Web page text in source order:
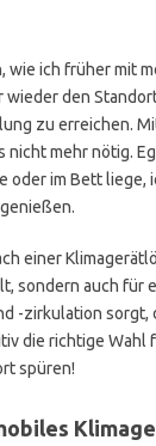
wie ich früher mit
wieder den
zu erreichen.
nicht mehr nötig.
oder im Bett liege,
einer
sondern auch für
-zirkulation sorgt,
die richtige Wahl
spüren!